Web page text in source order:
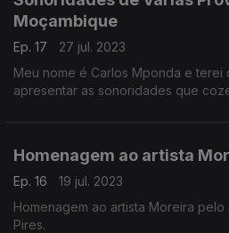
Moçambique
Ep. 17
27 jul. 2023
Meu nome é Carlos Mponda e terei
apresentar as sonoridades que
Homenagem ao artista
Ep. 16
19 jul. 2023
Homenagem ao artista Moreira
Pires.